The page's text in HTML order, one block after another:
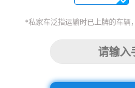
*私家车泛指运输时已上牌的车辆